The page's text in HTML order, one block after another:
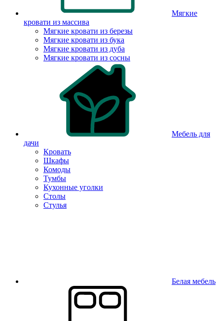
Мягкие
кровати из массива
Мягкие кровати из березы
Мягкие кровати из бука
Мягкие кровати из дуба
Мягкие кровати из сосны
Мебель для
дачи
Кровать
Шкафы
Комоды
Тумбы
Кухонные уголки
Столы
Стулья
Белая мебель